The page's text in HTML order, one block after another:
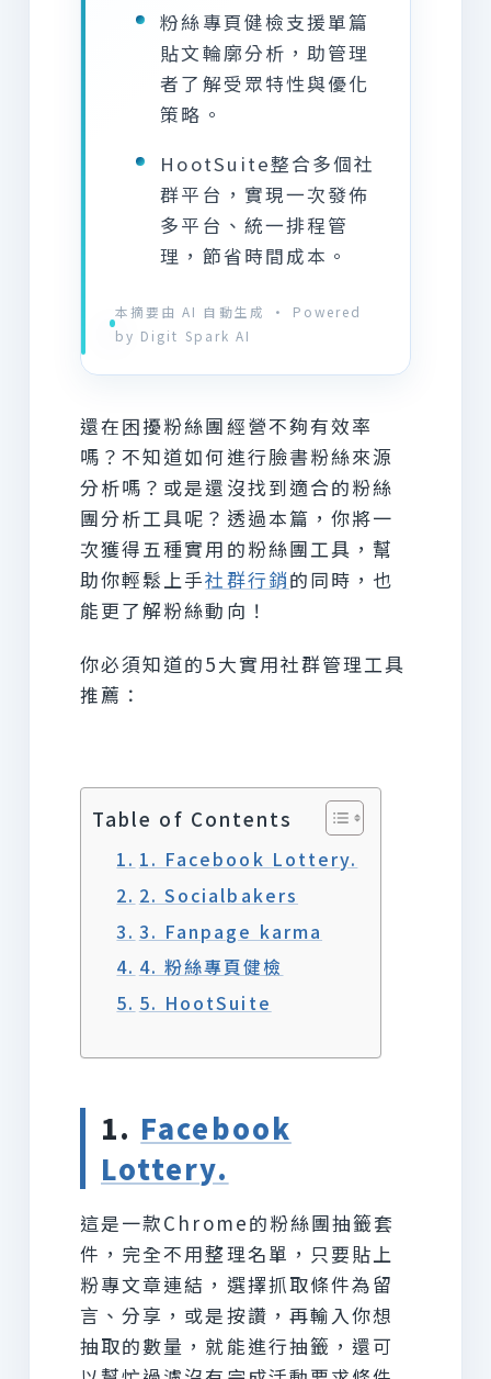
粉絲專頁健檢支援單篇
貼文輪廓分析，助管理
者了解受眾特性與優化
策略。
HootSuite整合多個社
群平台，實現一次發佈
多平台、統一排程管
理，節省時間成本。
本摘要由 AI 自動生成 · Powered
by Digit Spark AI
還在困擾粉絲團經營不夠有效率
嗎？不知道如何進行臉書粉絲來源
分析嗎？或是還沒找到適合的粉絲
團分析工具呢？透過本篇，你將一
次獲得五種實用的粉絲團工具，幫
助你輕鬆上手社群行銷的同時，也
能更了解粉絲動向！
你必須知道的5大實用社群管理工具
推薦：
Table of Contents
1. Facebook Lottery.
2. Socialbakers
3. Fanpage karma
4. 粉絲專頁健檢
5. HootSuite
1. Facebook
Lottery.
這是一款Chrome的粉絲團抽籤套
件，完全不用整理名單，只要貼上
粉專文章連結，選擇抓取條件為留
言、分享，或是按讚，再輸入你想
抽取的數量，就能進行抽籤，還可